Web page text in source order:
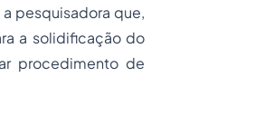
pesquisadora que,
a solidificação do
procedimento de